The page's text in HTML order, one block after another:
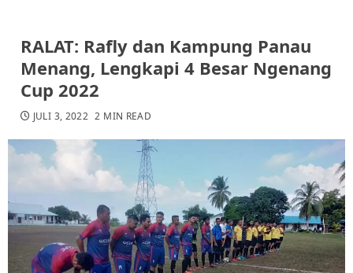
RALAT: Rafly dan Kampung Panau
Menang, Lengkapi 4 Besar Ngenang
Cup 2022
JULI 3, 2022 2 MIN READ